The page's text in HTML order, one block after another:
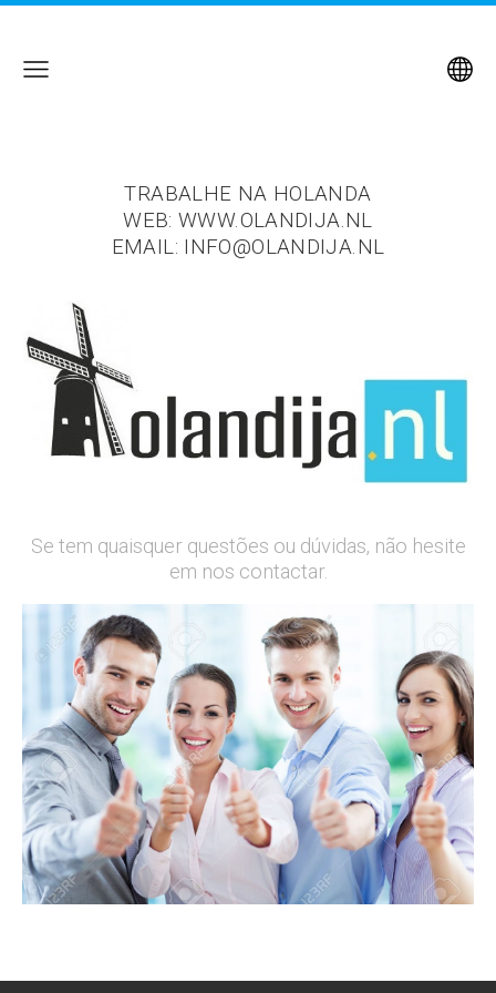
TRABALHE NA HOLANDA
WEB: WWW.OLANDIJA.NL
EMAIL: INFO@OLANDIJA.NL
Se tem quaisquer questões ou dúvidas, não hesite
em nos contactar.